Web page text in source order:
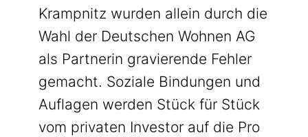
Krampnitz wurden allein durch die
Wahl der Deutschen Wohnen AG
als Partnerin gravierende Fehler
gemacht. Soziale Bindungen und
Auflagen werden Stück für Stück
vom privaten Investor auf die Pro